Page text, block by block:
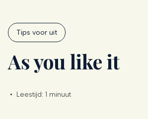
Tips voor uit
As you like it
• Leestijd: 1 minuut